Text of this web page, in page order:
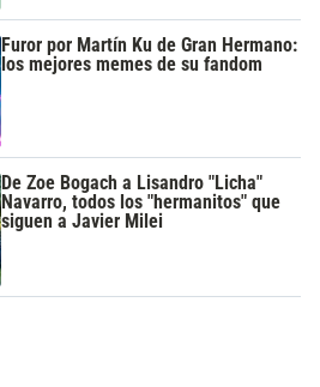
Furor por Martín Ku de Gran Hermano:
los mejores memes de su fandom
De Zoe Bogach a Lisandro "Licha"
Navarro, todos los "hermanitos" que
siguen a Javier Milei